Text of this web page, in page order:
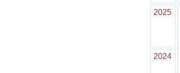
2025
2024